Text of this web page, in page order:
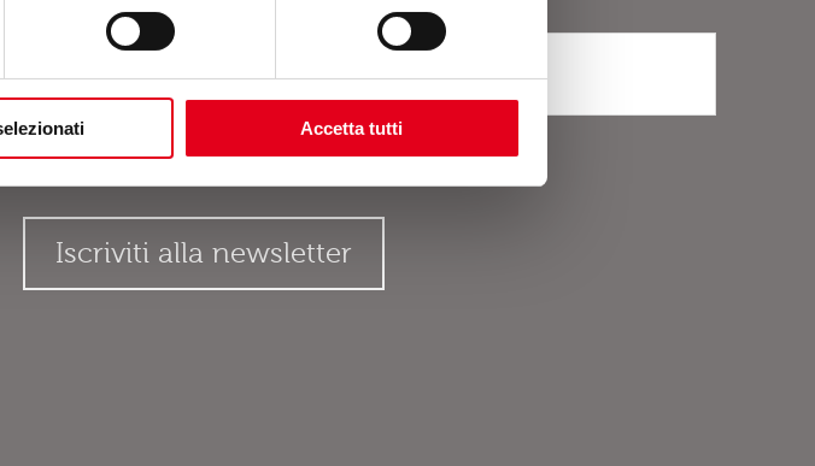
Accetta tutti
Accetto l'informativa sulla